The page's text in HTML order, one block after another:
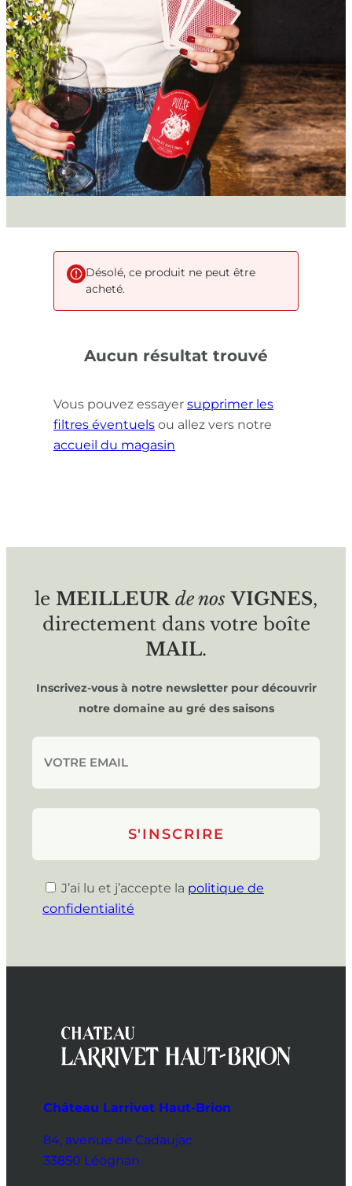
Désolé, ce produit ne peut être
acheté.
Aucun résultat trouvé
Vous pouvez essayer supprimer les
filtres éventuels ou allez vers notre
accueil du magasin
le MEILLEUR de nos VIGNES,
directement dans votre boîte
MAIL.
Inscrivez-vous à notre newsletter pour découvrir
notre domaine au gré des saisons
J’ai lu et j’accepte la politique de
confidentialité
Château Larrivet Haut-Brion
84, avenue de Cadaujac
33850 Léognan